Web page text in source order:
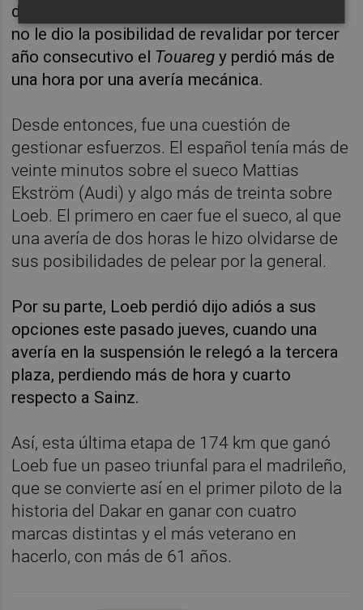
de ventaja, intentó ir con todo, pero el Dakar
no le dio la posibilidad de revalidar por tercer
año consecutivo el Touaregy perdió más de
una hora por una avería mecánica.
Desde entonces, fue una cuestión de
gestionar esfuerzos. El español tenía más de
veinte minutos sobre el sueco Mattias
Ekström (Audi) y algo más de treinta sobre
Loeb. El primero en caer fue el sueco, al que
una avería de dos horas le hizo olvidarse de
sus posibilidades de pelear por la general.
Por su parte, Loeb perdió dijo adiós a sus
opciones este pasado jueves, cuando una
avería en la suspensión le relegó a la tercera
plaza, perdiendo más de hora y cuarto
respecto a Sainz.
Así, esta última etapa de 174 km que ganó
Loeb fue un paseo triunfal para el madrileño,
que se convierte así en el primer piloto de la
historia del Dakar en ganar con cuatro
marcas distintas y el más veterano en
hacerlo, con más de 61 años.